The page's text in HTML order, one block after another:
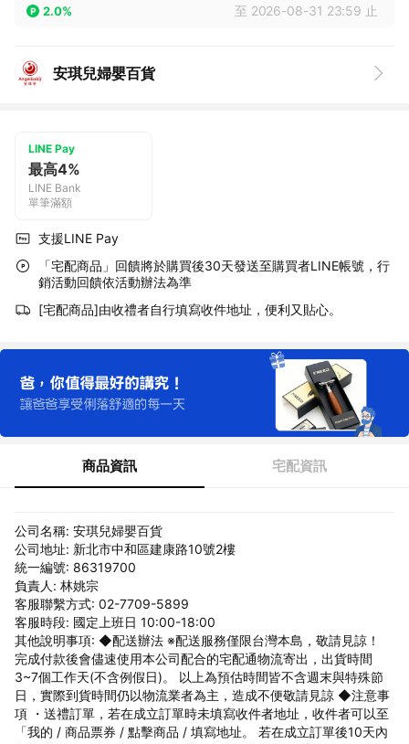
2.0% 至 2026-08-31 23:59 止
安琪兒婦嬰百貨
LINE Pay
最高4%
LINE Bank
單筆滿額
支援LINE Pay
「宅配商品」回饋將於購買後30天發送至購買者LINE帳號，行
銷活動回饋依活動辦法為準
[宅配商品]由收禮者自行填寫收件地址，便利又貼心。
商品資訊 宅配資訊
公司名稱: 安琪兒婦嬰百貨
公司地址: 新北市中和區建康路10號2樓
統一編號: 86319700
負責人: 林姚宗
客服聯繫方式: 02-7709-5899
客服時段: 國定上班日 10:00-18:00
其他說明事項: ◆配送辦法 ※配送服務僅限台灣本島，敬請見諒！
完成付款後會儘速使用本公司配合的宅配通物流寄出，出貨時間
3~7個工作天(不含例假日)。 以上為預估時間皆不含週末與特殊節
日，實際到貨時間仍以物流業者為主，造成不便敬請見諒 ◆注意事
項 ・送禮訂單，若在成立訂單時未填寫收件者地址，收件者可以至
「我的 / 商品票券 / 點擊商品 / 填寫地址。 若在成立訂單後10天內